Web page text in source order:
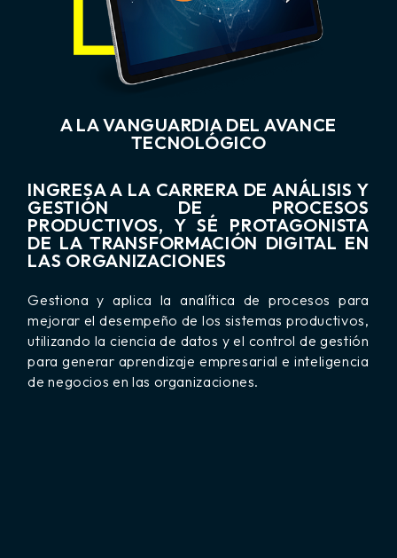
A LA VANGUARDIA DEL AVANCE
TECNOLÓGICO
INGRESA A LA CARRERA DE ANÁLISIS Y
GESTIÓN DE PROCESOS
PRODUCTIVOS, Y SÉ PROTAGONISTA
DE LA TRANSFORMACIÓN DIGITAL EN
LAS ORGANIZACIONES
Gestiona y aplica la analítica de procesos para
mejorar el desempeño de los sistemas productivos,
utilizando la ciencia de datos y el control de gestión
para generar aprendizaje empresarial e inteligencia
de negocios en las organizaciones.